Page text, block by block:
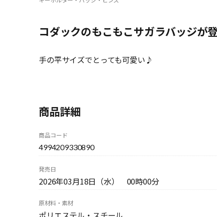
コダックのもこもこサガラバッジが
手の平サイズでとっても可愛い♪
商品詳細
商品コード
4994209330890
発売日
2026年03月18日（水） 00時00分
原材料・素材